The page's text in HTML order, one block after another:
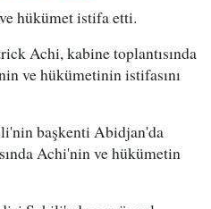
hükümet istifa etti.
Achi, kabine toplantısında
ve hükümetinin istifasını
başkenti Abidjan'da
Achi'nin ve hükümetin